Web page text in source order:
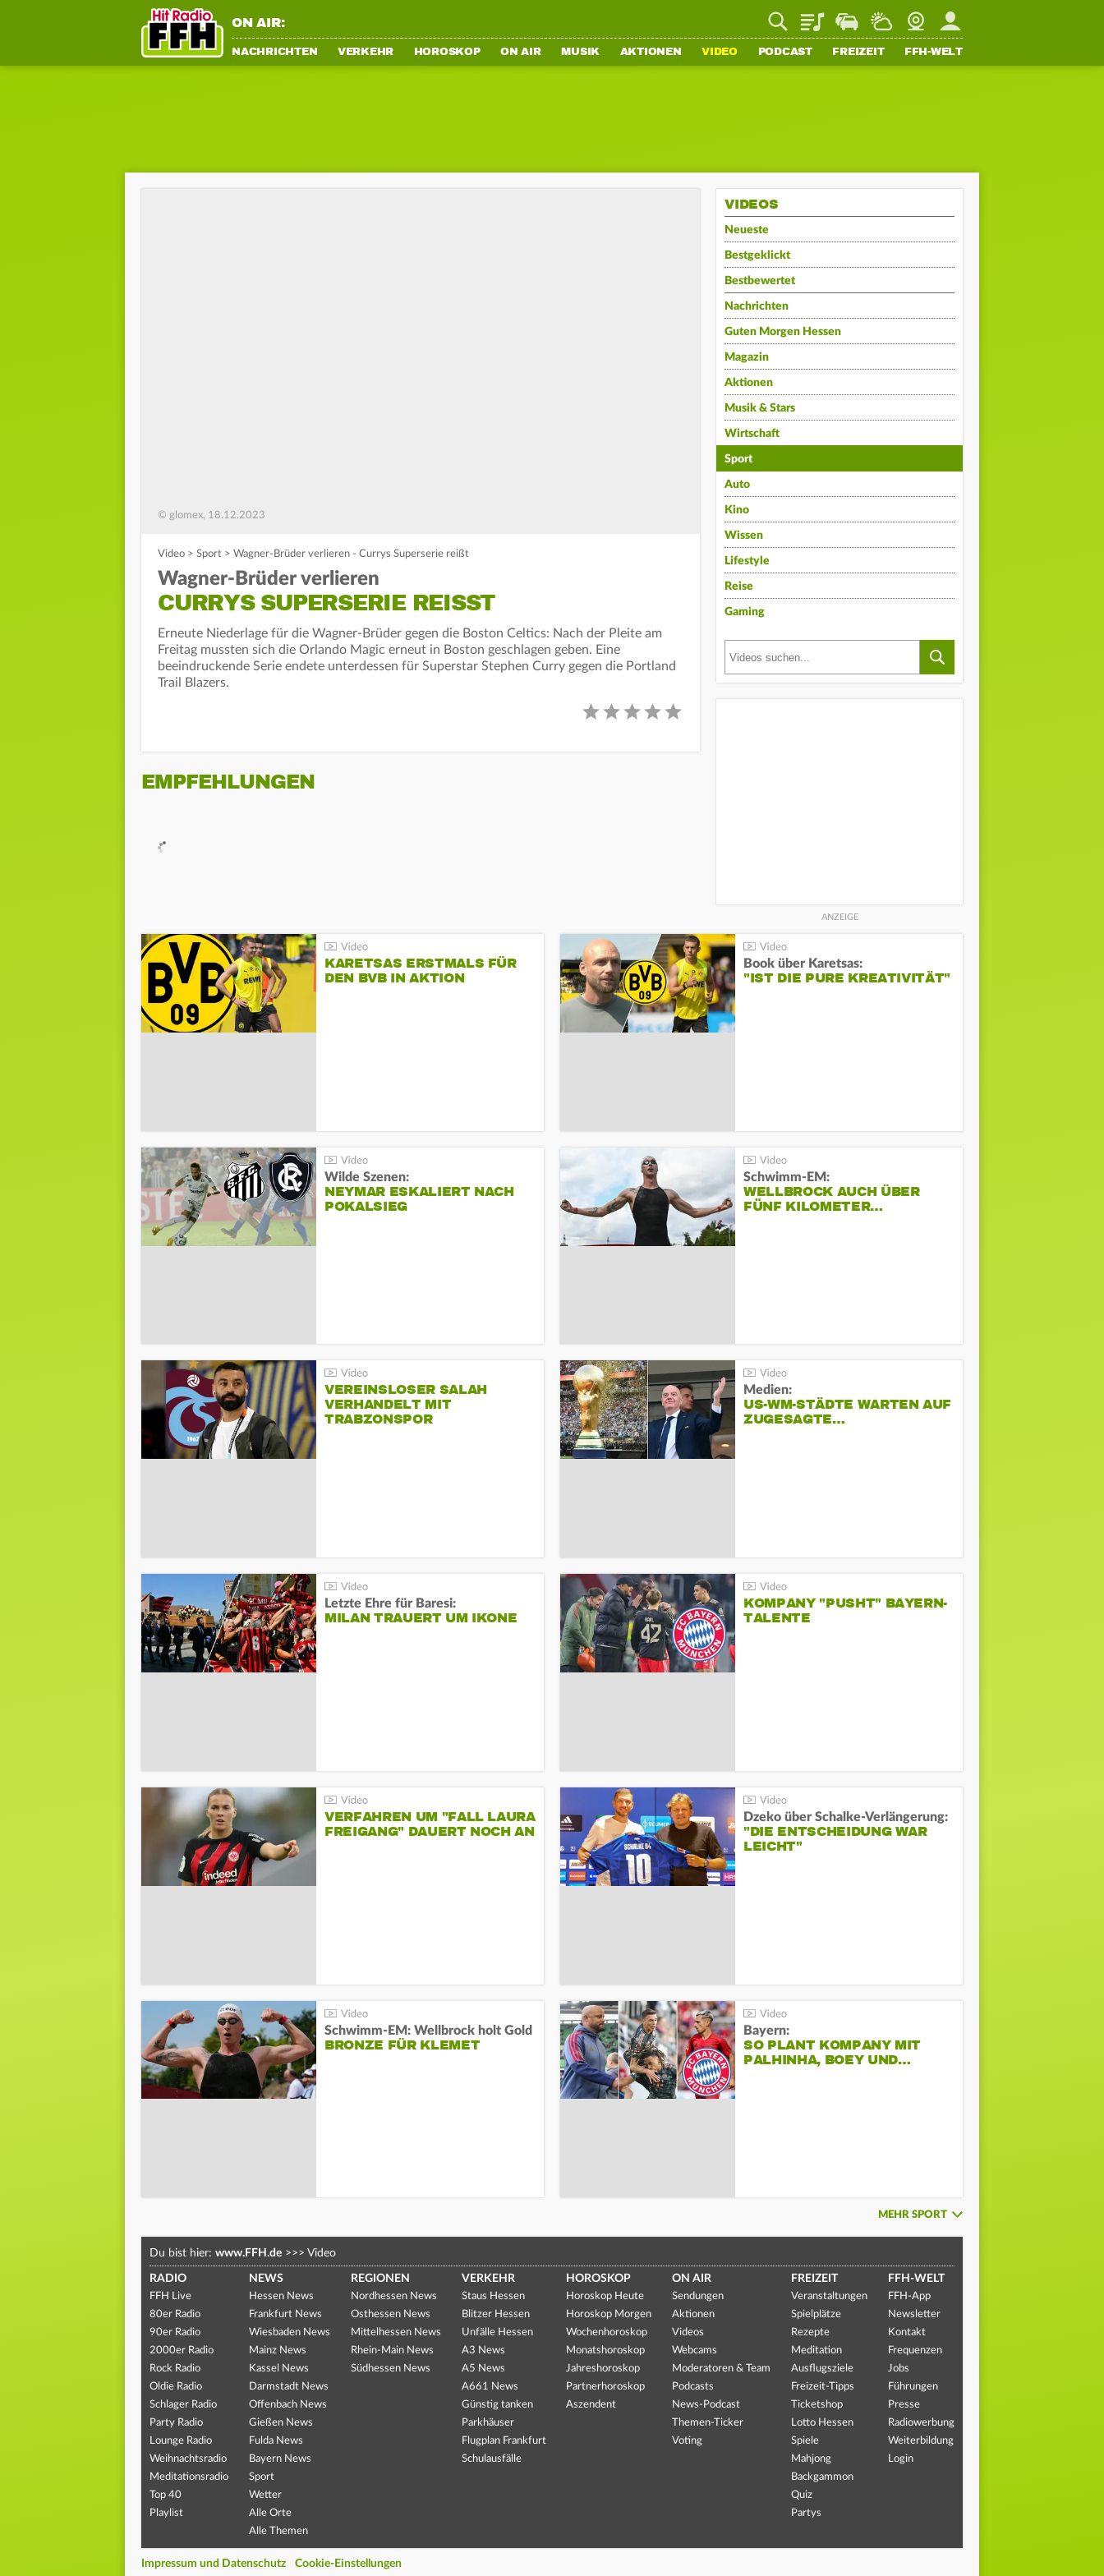
ON AIR: PlaylistStaupilotWetterWebcamMein FFH
NACHRICHTEN VERKEHR HOROSKOP ON AIR MUSIK AKTIONEN VIDEO PODCAST FREIZEIT FFH-WELT
© glomex, 18.12.2023
Video > Sport > Wagner-Brüder verlieren - Currys Superserie reißt
Wagner-Brüder verlieren
CURRYS SUPERSERIE REISST
Erneute Niederlage für die Wagner-Brüder gegen die Boston Celtics: Nach der Pleite am
Freitag mussten sich die Orlando Magic erneut in Boston geschlagen geben. Eine
beeindruckende Serie endete unterdessen für Superstar Stephen Curry gegen die Portland
Trail Blazers.
EMPFEHLUNGEN
VIDEOS
Neueste
Bestgeklickt
Bestbewertet
Nachrichten
Guten Morgen Hessen
Magazin
Aktionen
Musik & Stars
Wirtschaft
Sport
Auto
Kino
Wissen
Lifestyle
Reise
Gaming
KARETSAS ERSTMALS FÜR
DEN BVB IN AKTION
Book über Karetsas:
"IST DIE PURE KREATIVITÄT"
Wilde Szenen:
NEYMAR ESKALIERT NACH
POKALSIEG
Schwimm-EM:
WELLBROCK AUCH ÜBER
FÜNF KILOMETER…
VEREINSLOSER SALAH
VERHANDELT MIT
TRABZONSPOR
Medien:
US-WM-STÄDTE WARTEN AUF
ZUGESAGTE…
Letzte Ehre für Baresi:
MILAN TRAUERT UM IKONE
KOMPANY "PUSHT" BAYERN-
TALENTE
VERFAHREN UM "FALL LAURA
FREIGANG" DAUERT NOCH AN
Dzeko über Schalke-Verlängerung:
"DIE ENTSCHEIDUNG WAR
LEICHT"
Schwimm-EM: Wellbrock holt Gold
BRONZE FÜR KLEMET
Bayern:
SO PLANT KOMPANY MIT
PALHINHA, BOEY UND…
MEHR SPORT
Du bist hier: www.FFH.de >>> Video
RADIO
FFH Live
80er Radio
90er Radio
2000er Radio
Rock Radio
Oldie Radio
Schlager Radio
Party Radio
Lounge Radio
Weihnachtsradio
Meditationsradio
Top 40
Playlist
NEWS
Hessen News
Frankfurt News
Wiesbaden News
Mainz News
Kassel News
Darmstadt News
Offenbach News
Gießen News
Fulda News
Bayern News
Sport
Wetter
Alle Orte
Alle Themen
REGIONEN
Nordhessen News
Osthessen News
Mittelhessen News
Rhein-Main News
Südhessen News
VERKEHR
Staus Hessen
Blitzer Hessen
Unfälle Hessen
A3 News
A5 News
A661 News
Günstig tanken
Parkhäuser
Flugplan Frankfurt
Schulausfälle
HOROSKOP
Horoskop Heute
Horoskop Morgen
Wochenhoroskop
Monatshoroskop
Jahreshoroskop
Partnerhoroskop
Aszendent
ON AIR
Sendungen
Aktionen
Videos
Webcams
Moderatoren & Team
Podcasts
News-Podcast
Themen-Ticker
Voting
FREIZEIT
Veranstaltungen
Spielplätze
Rezepte
Meditation
Ausflugsziele
Freizeit-Tipps
Ticketshop
Lotto Hessen
Spiele
Mahjong
Backgammon
Quiz
Partys
FFH-WELT
FFH-App
Newsletter
Kontakt
Frequenzen
Jobs
Führungen
Presse
Radiowerbung
Weiterbildung
Login
Impressum und Datenschutz Cookie-Einstellungen